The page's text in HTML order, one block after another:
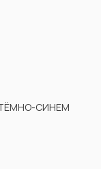
СИНЕМ